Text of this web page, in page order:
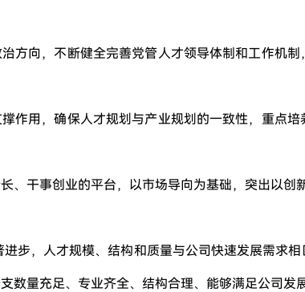
方向，不断健全完善党管人才领导体制和工作机
作用，确保人才规划与产业规划的一致性，重点
、干事创业的平台，以市场导向为基础，突出以创
步，人才规模、结构和质量与公司快速发展需求
数量充足、专业齐全、结构合理、能够满足公司发